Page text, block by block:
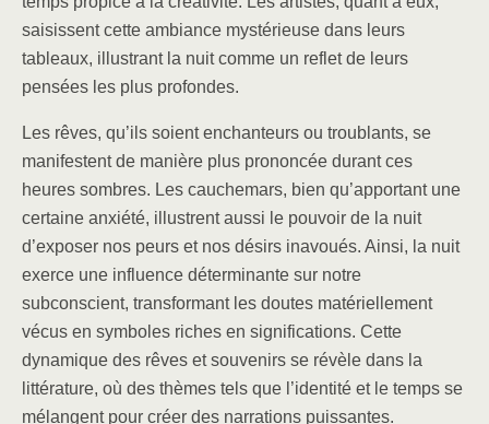
saisissent cette ambiance mystérieuse dans leurs
tableaux, illustrant la nuit comme un reflet de leurs
pensées les plus profondes.
Les rêves, qu’ils soient enchanteurs ou troublants, se
manifestent de manière plus prononcée durant ces
heures sombres. Les cauchemars, bien qu’apportant une
certaine anxiété, illustrent aussi le pouvoir de la nuit
d’exposer nos peurs et nos désirs inavoués. Ainsi, la nuit
exerce une influence déterminante sur notre
subconscient, transformant les doutes matériellement
vécus en symboles riches en significations. Cette
dynamique des rêves et souvenirs se révèle dans la
littérature, où des thèmes tels que l’identité et le temps se
mélangent pour créer des narrations puissantes.